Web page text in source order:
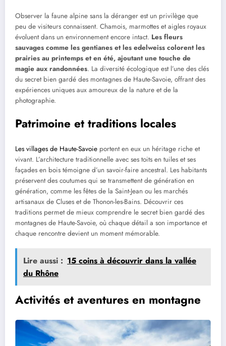
Observer la faune alpine sans la déranger est un privilège que
peu de visiteurs connaissent. Chamois, marmottes et aigles royaux
évoluent dans un environnement encore intact. Les fleurs
sauvages comme les gentianes et les edelweiss colorent les
prairies au printemps et en été, ajoutant une touche de
magie aux randonnées. La diversité écologique est l’une des clés
du secret bien gardé des montagnes de Haute-Savoie, offrant des
expériences uniques aux amoureux de la nature et de la
photographie.
Patrimoine et traditions locales
Les villages de Haute-Savoie portent en eux un héritage riche et
vivant. L’architecture traditionnelle avec ses toits en tuiles et ses
façades en bois témoigne d’un savoir-faire ancestral. Les habitants
préservent des coutumes qui se transmettent de génération en
génération, comme les fêtes de la Saint-Jean ou les marchés
artisanaux de Cluses et de Thonon-les-Bains. Découvrir ces
traditions permet de mieux comprendre le secret bien gardé des
montagnes de Haute-Savoie, où chaque détail a son importance et
chaque rencontre devient un moment mémorable.
Lire aussi : 15 coins à découvrir dans la vallée
du Rhône
Activités et aventures en montagne